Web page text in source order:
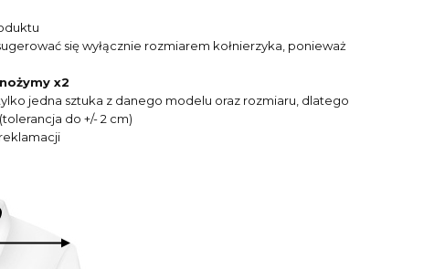
się wyłącznie rozmiarem kołnierzyka, ponieważ
x2
jedna sztuka z danego modelu oraz rozmiaru, dlatego
do +/- 2 cm)